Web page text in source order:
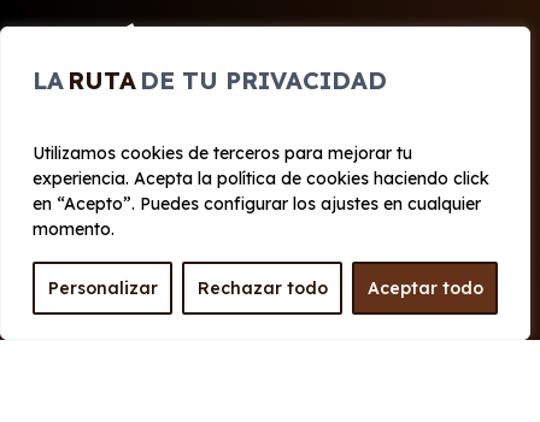
LA RUTA DE TU PRIVACIDAD
Utilizamos cookies de terceros para mejorar tu
experiencia. Acepta la política de cookies haciendo click
en “Acepto”. Puedes configurar los ajustes en cualquier
momento.
Personalizar Rechazar todo Aceptar todo
El Ejido Roquetas de Mar
© 2020 - 2026 Cabo Renting
Aviso legal y Privacidad